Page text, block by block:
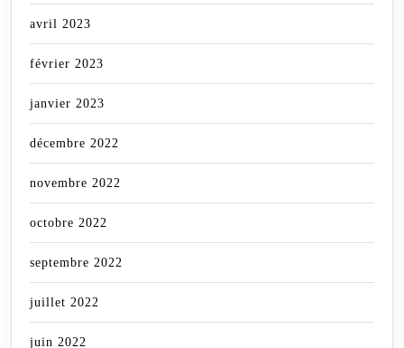
avril 2023
février 2023
janvier 2023
décembre 2022
novembre 2022
octobre 2022
septembre 2022
juillet 2022
juin 2022